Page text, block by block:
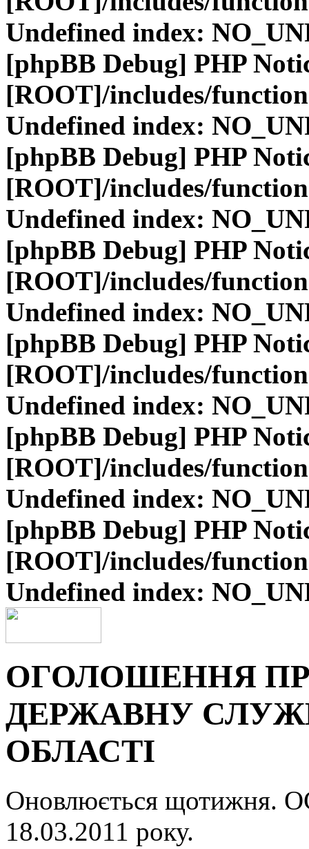
Undefined index:
[phpBB Debug] PHP
[ROOT]/includes/
Undefined index:
[phpBB Debug] PHP
[ROOT]/includes/
Undefined index:
[phpBB Debug] PHP
[ROOT]/includes/
Undefined index:
[phpBB Debug] PHP
[ROOT]/includes/
Undefined index:
[phpBB Debug] PHP
[ROOT]/includes/
Undefined index:
[phpBB Debug] PHP
[ROOT]/includes/
Undefined index:
ОГОЛОШЕННЯ
ДЕРЖАВНУ
ОБЛАСТІ
Оновлюється
18.03.2011 року.